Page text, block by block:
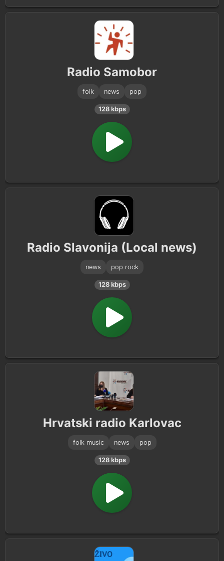
Radio Samobor
folk news pop
128 kbps
Radio Slavonija (Local news)
news pop rock
128 kbps
Hrvatski radio Karlovac
folk music news pop
128 kbps